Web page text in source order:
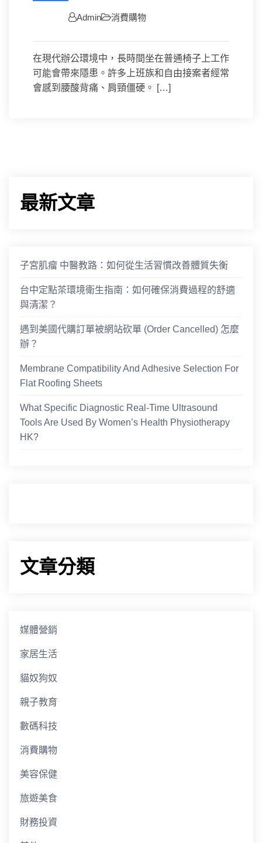
Admin 消費購物
在現代辦公環境中，長時間坐在普通椅子上工作
可能會帶來隱患。許多上班族和自由接案者經常
會感到腰酸背痛、肩頸僵硬。 […]
最新文章
子宮肌瘤 中醫教路：如何從生活習慣改善體質失衡
台中定點茶環境衛生指南：如何確保消費過程的舒適
與清潔？
遇到美國代購訂單被網站砍單 (Order Cancelled) 怎麼
辦？
Membrane Compatibility And Adhesive Selection For
Flat Roofing Sheets
What Specific Diagnostic Real-Time Ultrasound
Tools Are Used By Women’s Health Physiotherapy
HK?
文章分類
媒體營銷
家居生活
貓奴狗奴
親子教育
數碼科技
消費購物
美容保健
旅遊美食
財務投資